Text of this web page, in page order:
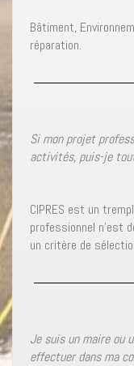
Bâtiment,
réparation.
Si mon projet
activités, puis-je
CIPRES est un
professionnel n’est
un critère de
Je suis un maire ou
effectuer dans ma